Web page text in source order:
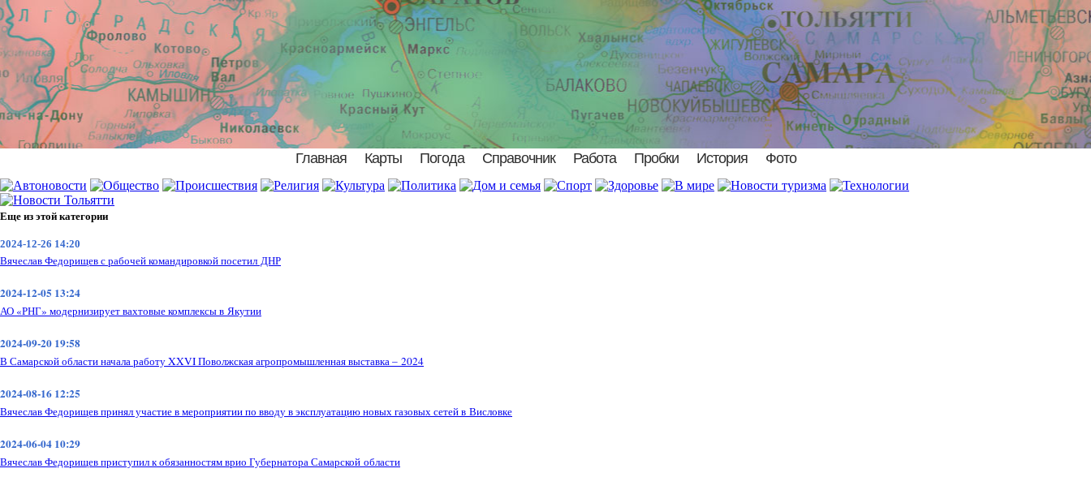
Главная Карты Погода Справочник Работа Пробки История Фото
Еще из этой категории
2024-12-26 14:20
Вячеслав Федорищев с рабочей командировкой посетил ДНР
2024-12-05 13:24
АО «РНГ» модернизирует вахтовые комплексы в Якутии
2024-09-20 19:58
В Самарской области начала работу XXVI Поволжская агропромышленная выставка – 2024
2024-08-16 12:25
Вячеслав Федорищев принял участие в мероприятии по вводу в эксплуатацию новых газовых сетей в Висловке
2024-06-04 10:29
Вячеслав Федорищев приступил к обязанностям врио Губернатора Самарской области